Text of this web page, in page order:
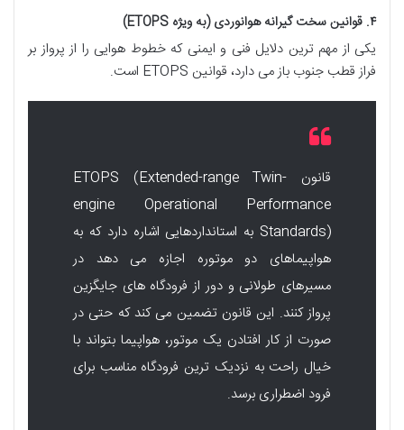
۴. قوانین سخت گیرانه هوانوردی (به ویژه ETOPS)
یکی از مهم ترین دلایل فنی و ایمنی که خطوط هوایی را از پرواز بر
فراز قطب جنوب باز می دارد، قوانین ETOPS است.
قانون ETOPS (Extended-range Twin-
engine Operational Performance
Standards) به استانداردهایی اشاره دارد که به
هواپیماهای دو موتوره اجازه می دهد در
مسیرهای طولانی و دور از فرودگاه های جایگزین
پرواز کنند. این قانون تضمین می کند که حتی در
صورت از کار افتادن یک موتور، هواپیما بتواند با
خیال راحت به نزدیک ترین فرودگاه مناسب برای
فرود اضطراری برسد.